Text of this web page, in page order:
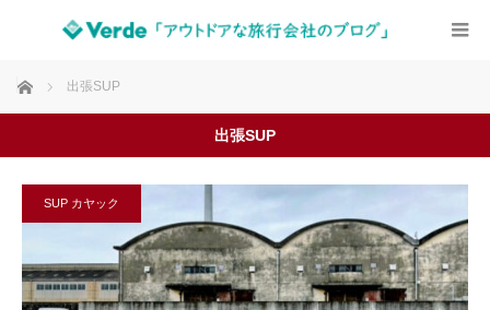
ホーム 出張SUP
出張SUP
SUP カヤック